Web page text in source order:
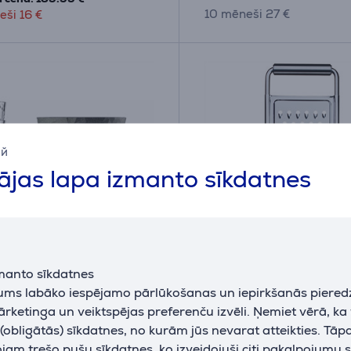
lapa izmanto sīkdatnes
sīkdatnes
labāko iespējamo pārlūkošanas un iepirkšanās
un veiktspējas preferenču izvēli. Ņemiet vērā,
sīkdatnes, no kurām jūs nevarat atteikties.
16 € 10 mēneši 27 €
SET GÖTEBORG,
- Galda piederumu
Rīve
644336030